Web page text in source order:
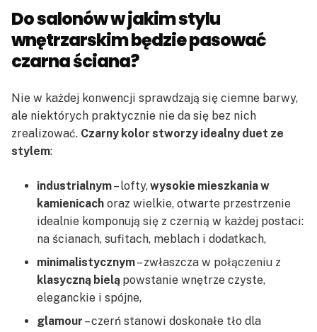
Do salonów w jakim stylu
wnętrzarskim będzie pasować
czarna ściana?
Nie w każdej konwencji sprawdzają się ciemne barwy,
ale niektórych praktycznie nie da się bez nich
zrealizować. Czarny kolor stworzy idealny duet ze
stylem:
industrialnym– lofty,wysokie mieszkania w
kamienicach oraz wielkie, otwarte przestrzenie
idealnie komponują się z czernią w każdej postaci:
na ścianach, sufitach, meblach i dodatkach,
minimalistycznym– zwłaszcza w połączeniu z
klasyczną bielą powstanie wnętrze czyste,
eleganckie i spójne,
glamour – czerń stanowi doskonałe tło dla